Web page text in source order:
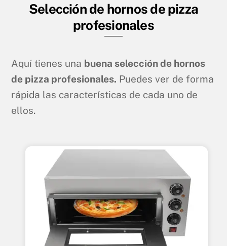
Selección de hornos de pizza
profesionales
Aquí tienes una buena selección de hornos
de pizza profesionales. Puedes ver de forma
rápida las características de cada uno de
ellos.